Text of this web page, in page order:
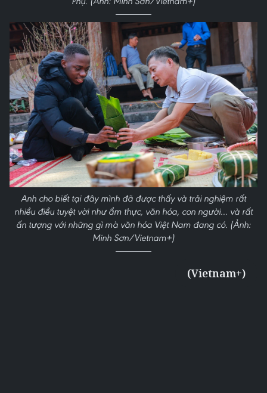
Anh cho biết tại đây mình đã được thấy và trải nghiệm rất
nhiều điều tuyệt vời như ẩm thực, văn hóa, con người... và rất
ấn tượng với những gì mà văn hóa Việt Nam đang có. (Ảnh:
Minh Sơn/Vietnam+)
(Vietnam+)